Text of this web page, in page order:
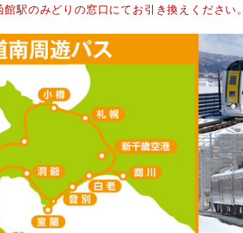
駅のみどりの窓口にてお引き換えください。